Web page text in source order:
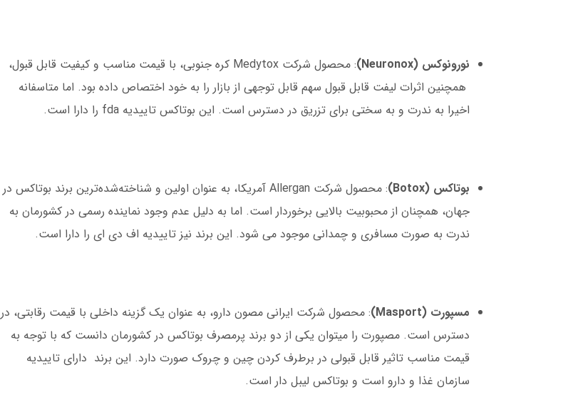
نورونوکس (Neuronox)
: محصول شرکت Medytox کره جنوبی، با قیمت مناسب و کیفیت قابل قبول،
همچنین اثرات لیفت قابل قبول سهم قابل توجهی از بازار را به خود اختصاص داده بود. اما متاسفانه
اخیرا به ندرت و به سختی برای تزریق در دسترس است. این بوتاکس تاییدیه fda را دارا است.
بوتاکس (Botox)
: محصول شرکت Allergan آمریکا، به عنوان اولین و شناخته‌شده‌ترین برند بوتاکس در
جهان، همچنان از محبوبیت بالایی برخوردار است. اما به دلیل عدم وجود نماینده رسمی در کشورمان به
ندرت به صورت مسافری و چمدانی موجود می شود. این برند نیز تاییدیه اف دی ای را دارا است.
مسپورت (Masport)
: محصول شرکت ایرانی مصون دارو، به عنوان یک گزینه داخلی با قیمت رقابتی، در
دسترس است. مصپورت را میتوان یکی از دو برند پرمصرف بوتاکس در کشورمان دانست که با توجه به
قیمت مناسب تاثیر قابل قبولی در برطرف کردن چین و چروک صورت دارد. این برند دارای تاییدیه
سازمان غذا و دارو است و بوتاکس لیبل دار است.